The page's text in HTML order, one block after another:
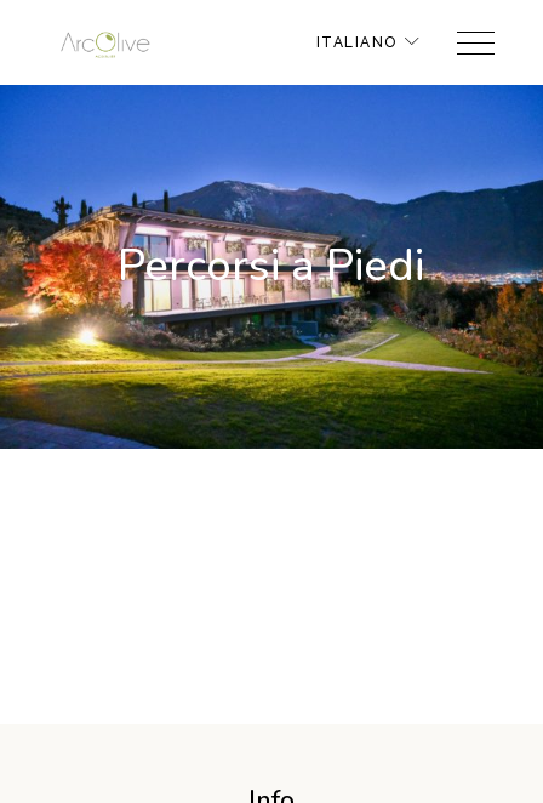
ITALIANO
Percorsi a Piedi